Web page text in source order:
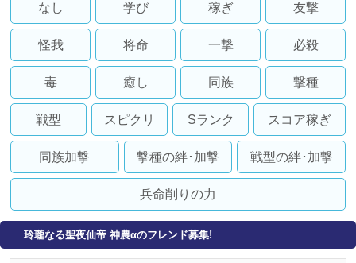
なし 学び 稼ぎ 友撃
怪我 将命 一撃 必殺
毒 癒し 同族 撃種
戦型 スピクリ Sランク スコア稼ぎ
同族加撃 撃種の絆･加撃 戦型の絆･加撃
兵命削りの力
玲瓏なる聖夜仙帝 神農αのフレンド募集!